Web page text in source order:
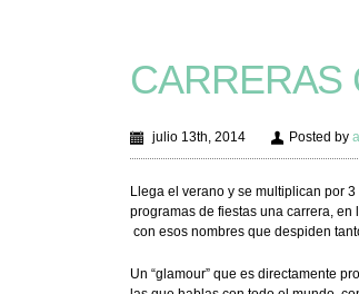
CARRERAS
julio 13th, 2014 Posted by
Llega el verano y se multiplican por
programas de fiestas una carrera, en
con esos nombres que despiden
Un “glamour” que es directamente